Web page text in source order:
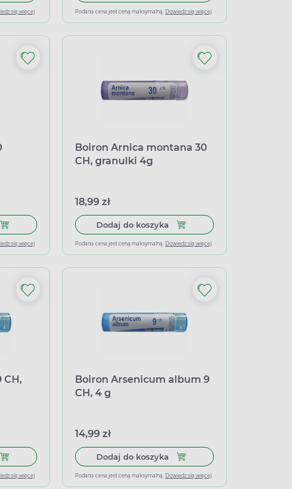
się więcej Podana cena jest ceną maksymalną. Dowiedz się więcej
4g
do koszyka Heel, Vertigoheel, 50 tabletek
się więcej
Boiron Arnica montana 30
CH, granulki 4g
18,99 zł
Dodaj do koszyka Dodaj do koszyka Boiron
Podana cena jest ceną maksymalną. Dowiedz się więcej
granulki 4g
CH,
do koszyka Boiron Nux vomica 9 CH, granulki, 4 g
się więcej
Boiron Arsenicum album 9
CH, 4 g
14,99 zł
Dodaj do koszyka Dodaj do koszyka Boiron
Podana cena jest ceną maksymalną. Dowiedz się więcej